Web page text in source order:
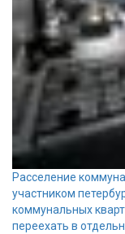
Расселение
участником
коммунальных
переехать в